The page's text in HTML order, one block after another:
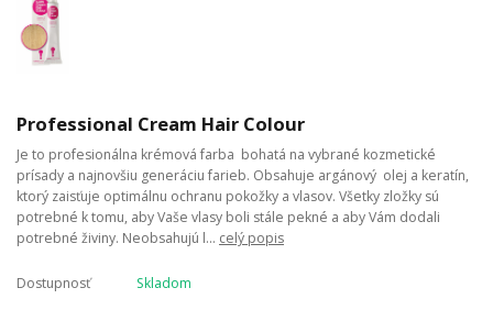
Professional Cream Hair Colour
Je to profesionálna krémová farba bohatá na vybrané kozmetické
prísady a najnovšiu generáciu farieb. Obsahuje argánový olej a keratín,
ktorý zaisťuje optimálnu ochranu pokožky a vlasov. Všetky zložky sú
potrebné k tomu, aby Vaše vlasy boli stále pekné a aby Vám dodali
potrebné živiny. Neobsahujú l... celý popis
Dostupnosť Skladom